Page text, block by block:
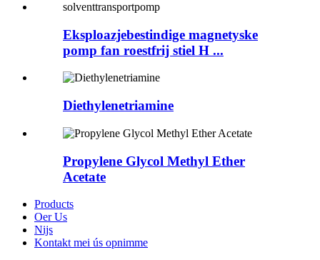
Eksploazjebestindige magnetyske
pomp fan roestfrij stiel H ...
Diethylenetriamine
Propylene Glycol Methyl Ether
Acetate
Products
Oer Us
Nijs
Kontakt mei ús opnimme